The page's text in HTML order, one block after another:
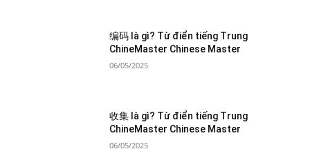
编码 là gì? Từ điển tiếng Trung
ChineMaster Chinese Master
06/05/2025
收集 là gì? Từ điển tiếng Trung
ChineMaster Chinese Master
06/05/2025